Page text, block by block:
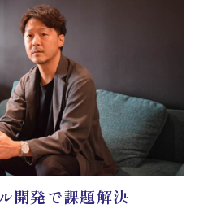
開発で課題解決